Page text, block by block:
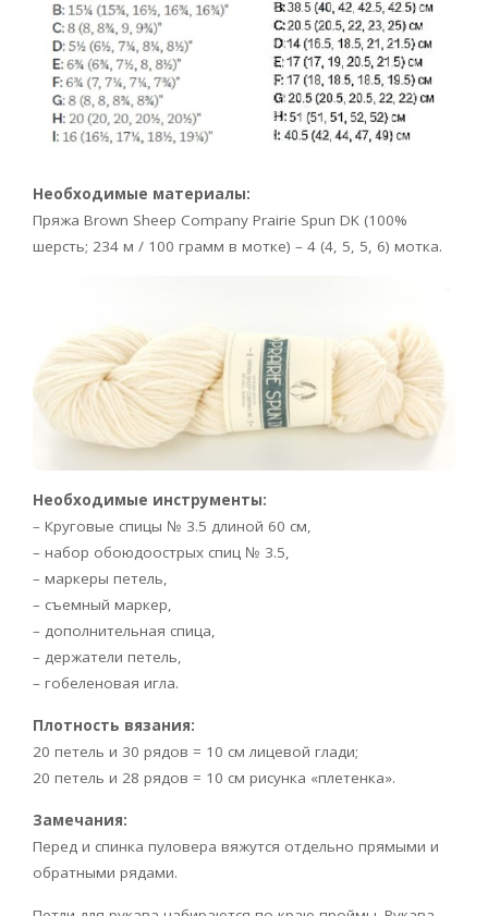
Необходимые материалы:
Пряжа Brown Sheep Company Prairie Spun DK (100%
шерсть; 234 м / 100 грамм в мотке) – 4 (4, 5, 5, 6) мотка.
Необходимые инструменты:
– Круговые спицы № 3.5 длиной 60 см,
– набор обоюдоострых спиц № 3.5,
– маркеры петель,
– съемный маркер,
– дополнительная спица,
– держатели петель,
– гобеленовая игла.
Плотность вязания:
20 петель и 30 рядов = 10 см лицевой глади;
20 петель и 28 рядов = 10 см рисунка «плетенка».
Замечания:
Перед и спинка пуловера вяжутся отдельно прямыми и
обратными рядами.